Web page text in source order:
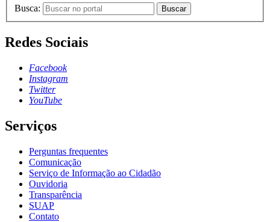
Busca: Buscar
Redes Sociais
Facebook
Instagram
Twitter
YouTube
Serviços
Perguntas frequentes
Comunicação
Serviço de Informação ao Cidadão
Ouvidoria
Transparência
SUAP
Contato